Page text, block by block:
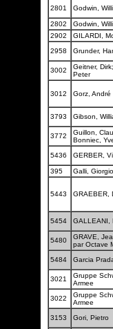
2801 Godwin,
2802 Godwin,
2902
GILARDI,
2958
Grunder,
3002
Geitner,
Peter
3012 Gorz, André
3793 Gibson,
3772
Guillon,
Bonniec,
5436 GERBER,
395 Galli, Giorgio
5443 GRAEBER,
5454 GALLEANI,
5480
GRAVE,
par Octave
5484 Garcia
3021
Gruppe
Armee
3022
Gruppe
Armee
3153 Gori, Pietro